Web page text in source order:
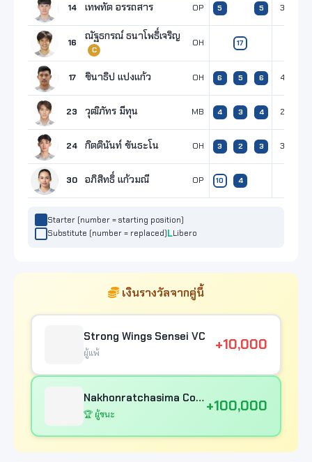
14 เทพทัต อรรถสาร OP 5 5 3
16
ณัฐธกรณ์ ธนาโพธิ์เจริญ
C
OH 17
17 ชินาธิป แปงแก้ว OH 6 5 6 4
23 วุฒิภัทร มีทุน MB 4 3 4 2
24 กิตตินันท์ ขันธะโน OH 3 2 3 3
30 อภิสิทธิ์ แก้วมณี OP 10 4
Starter (number = starting position)
Substitute (number = replaced)
Libero
เงินรางวัลจากคู่นี้
Strong Wings Sensei VC
ผู้แพ้ +10,000
Nakhonratchasima College Khamtalaso
🏆 ผู้ชนะ +100,000